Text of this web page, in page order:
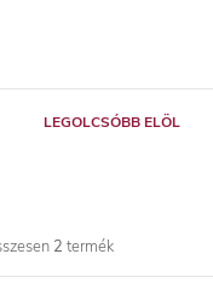
LEGOLCSÓBB ELÖL
2 termék